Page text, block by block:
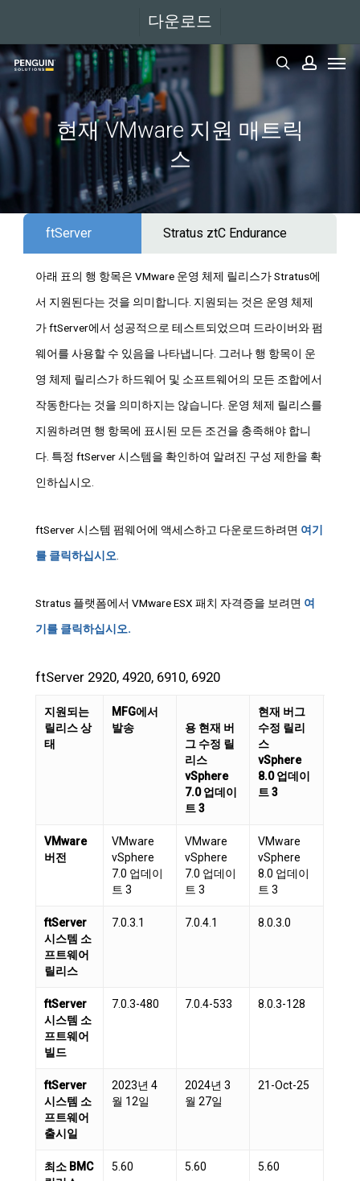
으
로
바
로
기
다운로드
현재 VMware 지원 매트릭
스
ftServer Stratus ztC Endurance
아래 표의 행 항목은 VMware 운영 체제 릴리스가 Stratus에
서 지원된다는 것을 의미합니다. 지원되는 것은 운영 체제
가 ftServer에서 성공적으로 테스트되었으며 드라이버와 펌
웨어를 사용할 수 있음을 나타냅니다. 그러나 행 항목이 운
영 체제 릴리스가 하드웨어 및 소프트웨어의 모든 조합에서
작동한다는 것을 의미하지는 않습니다. 운영 체제 릴리스를
지원하려면 행 항목에 표시된 모든 조건을 충족해야 합니
다. 특정 ftServer 시스템을 확인하여 알려진 구성 제한을 확
인하십시오.
ftServer 시스템 펌웨어에 액세스하고 다운로드하려면 여기
를 클릭하십시오
Stratus 플랫폼에서 VMware ESX 패치 자격증을 보려면 여
기를 클릭하십시오.
ftServer 2920, 4920, 6910, 6920
지원되는
릴리스 상
태
MFG에서
발송
용 현재 버
그 수정 릴
리스
vSphere
7.0 업데이
트 3
현재 버그
수정 릴리
스
vSphere
8.0 업데이
트 3
VMware
버전
VMware
vSphere
7.0 업데이
트 3
VMware
vSphere
7.0 업데이
트 3
VMware
vSphere
8.0 업데이
트 3
ftServer
시스템 소
프트웨어
릴리스
7.0.3.1 7.0.4.1 8.0.3.0
ftServer
시스템 소
프트웨어
빌드
7.0.3-480 7.0.4-533 8.0.3-128
ftServer
시스템 소
프트웨어
출시일
2023년 4
월 12일
2024년 3
월 27일
21-Oct-25
최소 BMC
5.60 5.60 5.60